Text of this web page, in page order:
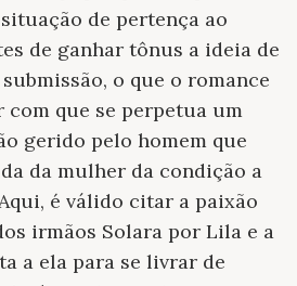
de pertença ao
de ganhar tônus a ideia de
o que o romance
com que se perpetua um
gerido pelo homem que
da mulher da condição a
é válido citar a paixão
irmãos Solara por Lila e a
a ela para se livrar de